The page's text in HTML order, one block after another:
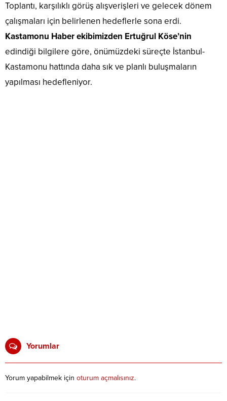
Toplantı, karşılıklı görüş alışverişleri ve gelecek dönem
çalışmaları için belirlenen hedeflerle sona erdi.
Kastamonu Haber ekibimizden Ertuğrul Köse’nin
edindiği bilgilere göre, önümüzdeki süreçte İstanbul-
Kastamonu hattında daha sık ve planlı buluşmaların
yapılması hedefleniyor.
Yorumlar
Yorum yapabilmek için oturum açmalısınız.